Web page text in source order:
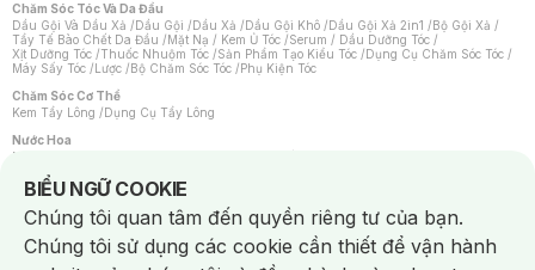
Chăm Sóc Tóc Và Da Đầu
Dầu Gội Và Dầu Xả /Dầu Gội /Dầu Xả /Dầu Gội Khô /Dầu Gội Xả 2in1 /Bộ Gội Xả /
Tẩy Tế Bào Chết Da Đầu /Mặt Nạ / Kem Ủ Tóc /Serum / Dầu Dưỡng Tóc /
Xịt Dưỡng Tóc /Thuốc Nhuộm Tóc /Sản Phẩm Tạo Kiểu Tóc /Dụng Cụ Chăm Sóc Tóc /
Máy Sấy Tóc /Lược /Bộ Chăm Sóc Tóc /Phụ Kiện Tóc
Chăm Sóc Cơ Thể
Kem Tẩy Lông /Dụng Cụ Tẩy Lông
Nước Hoa
Nước Hoa Nữ
Chăm Sóc Cá Nhân
Chống Muỗi /Khẩu Trang /Máy Massage/Mặt Nạ Xông Hơi /Nước Rửa Tay/
Sản Phẩm Chăm Sóc Khác /Bàn Chải Đánh Răng /Bàn Chải Điện/
Hỗ Trợ Trắng Răng/Kem Đánh Răng /Máy Tăm Nước/ Nước Súc Miệng/
Tăm / Chỉ Nha Khoa/ Xịt Thơm Miệng / Dung Dịch Vệ Sinh/Dưỡng Vùng Kín/
BIỂU NGỮ COOKIE
Notice about cookies usage
Chúng tôi quan tâm đến quyền riêng tư của bạn.
Chúng tôi sử dụng các cookie cần thiết để vận hành